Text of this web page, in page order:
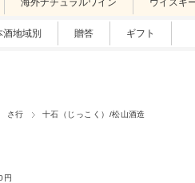
海外ナチュラルワイン ウイスキ
酒地域別 贈答 ギフト
さ行
十石（じっこく）/松山酒造
円